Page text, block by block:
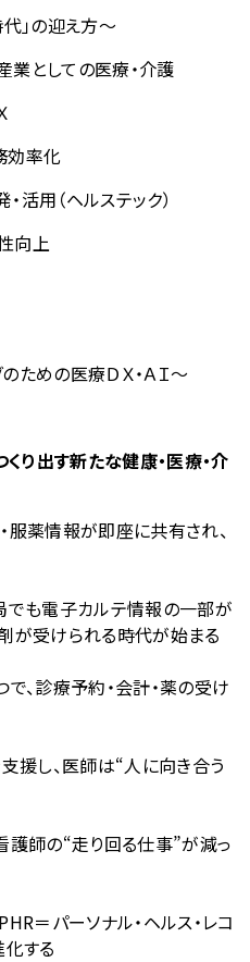
」の迎え方～
としての医療・介護
効率化
用（ヘルステック）
向上
めの医療ＤＸ・ＡＩ～
くり出す新たな健康・医療・介
服薬情報が即座に共有され、
でも電子カルテ情報の一部が
が受けられる時代が始まる
で、診療予約・会計・薬の受け
援し、医師は“人に向き合う
護師の“走り回る仕事”が減っ
PHR＝パーソナル・ヘルス・レコ
化する